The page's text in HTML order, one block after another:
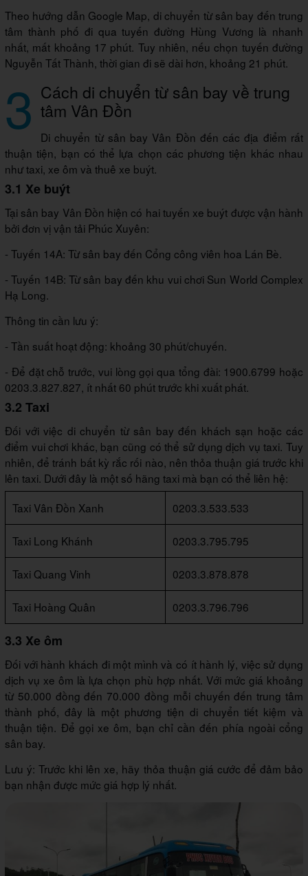
Theo hướng dẫn Google Map, di chuyển từ sân bay đến trung
tâm thành phố đi qua tuyến đường Hùng Vương là nhanh
nhất, mất khoảng 17 phút. Tuy nhiên, nếu chọn tuyến đường
Nguyễn Tất Thành, thời gian đi sẽ dài hơn, khoảng 21 phút.
3 Cách di chuyển từ sân bay về trung
tâm Vân Đồn
Di chuyển từ sân bay Vân Đồn đến các địa điểm rất
thuận tiện, bạn có thể lựa chọn các phương tiện khác nhau
như taxi, xe ôm và thuê xe buýt.
3.1 Xe buýt
Tại sân bay Vân Đồn hiện có hai tuyến xe buýt được vận hành
bởi đơn vị vận tải Phúc Xuyên:
- Tuyến 14A: Từ sân bay đến Cổng công viên hoa Lán Bè.
- Tuyến 14B: Từ sân bay đến khu vui chơi Sun World Complex
Hạ Long.
Thông tin cần lưu ý:
- Tần suất hoạt động: khoảng 30 phút/chuyến.
- Để đặt chỗ trước, vui lòng gọi qua tổng đài: 1900.6799 hoặc
0203.3.827.827, ít nhất 60 phút trước khi xuất phát.
3.2 Taxi
Đối với việc di chuyển từ sân bay đến khách sạn hoặc các
điểm vui chơi khác, bạn cũng có thể sử dụng dịch vụ taxi. Tuy
nhiên, để tránh bất kỳ rắc rối nào, nên thỏa thuận giá trước khi
lên taxi. Dưới đây là một số hãng taxi mà bạn có thể liên hệ:
Taxi Vân Đồn Xanh
0203.3.533.533
Taxi Long Khánh 0203.3.795.795
Taxi Quang Vinh 0203.3.878.878
Taxi Hoàng Quân 0203.3.796.796
3.3 Xe ôm
Đối với hành khách đi một mình và có ít hành lý, việc sử dụng
dịch vụ xe ôm là lựa chọn phù hợp nhất. Với mức giá khoảng
từ 50.000 đồng đến 70.000 đồng mỗi chuyến đến trung tâm
thành phố, đây là một phương tiện di chuyển tiết kiệm và
thuận tiện. Để gọi xe ôm, bạn chỉ cần đến phía ngoài cổng
sân bay.
Lưu ý: Trước khi lên xe, hãy thỏa thuận giá cước để đảm bảo
bạn nhận được mức giá hợp lý nhất.